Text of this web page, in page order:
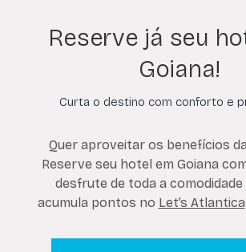
Reserve já seu
Goiana!
Curta o destino com conforto e
Quer aproveitar os benefícios
Reserve seu hotel em Goiana
desfrute de toda a
acumula pontos no Let’s Atlantica